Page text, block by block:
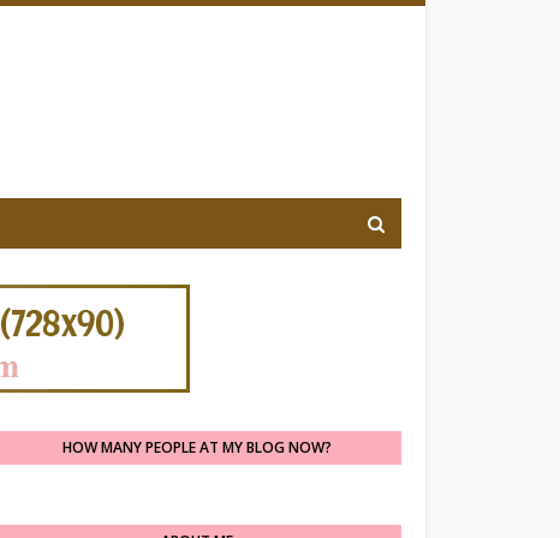
HOW MANY PEOPLE AT MY BLOG NOW?